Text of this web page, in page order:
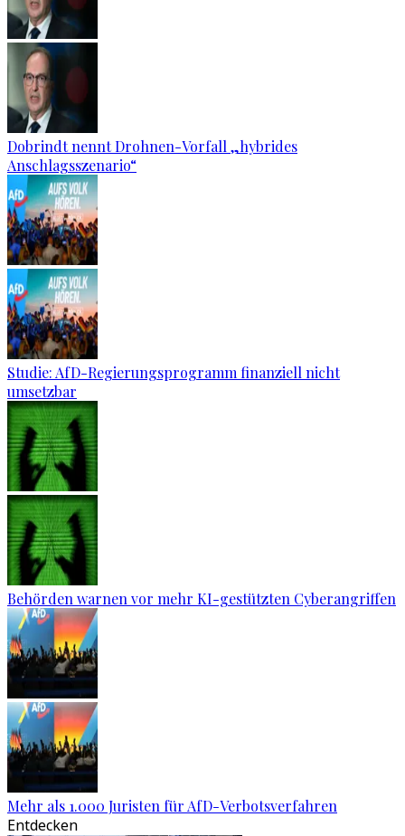
Dobrindt nennt Drohnen-Vorfall „hybrides
Anschlagsszenario“
Studie: AfD-Regierungsprogramm finanziell nicht
umsetzbar
Behörden warnen vor mehr KI-gestützten Cyberangriffen
Mehr als 1.000 Juristen für AfD-Verbotsverfahren
Entdecken